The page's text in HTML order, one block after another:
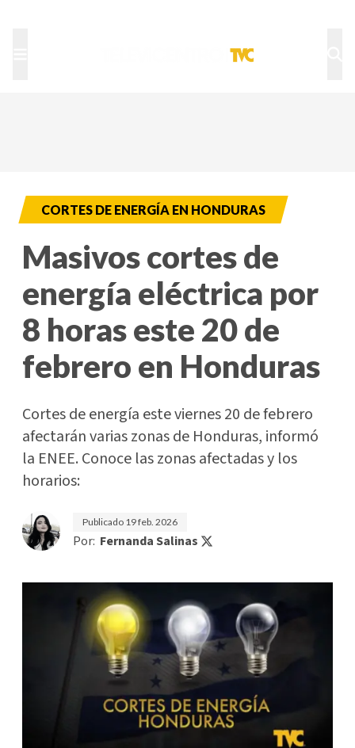
CORTES DE ENERGÍA EN HONDURAS
Masivos cortes de
energía eléctrica por
8 horas este 20 de
febrero en Honduras
Cortes de energía este viernes 20 de febrero
afectarán varias zonas de Honduras, informó
la ENEE. Conoce las zonas afectadas y los
horarios:
Publicado 19 feb. 2026
Por: Fernanda Salinas